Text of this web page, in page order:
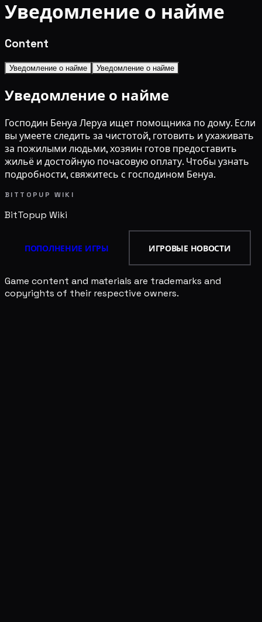
Уведомление о найме
Content
Уведомление о найме Уведомление о найме
Уведомление о найме
Господин Бенуа Леруа ищет помощника по дому. Если
вы умеете следить за чистотой, готовить и ухаживать
за пожилыми людьми, хозяин готов предоставить
жильё и достойную почасовую оплату. Чтобы узнать
подробности, свяжитесь с господином Бенуа.
BITTOPUP WIKI
BitTopup Wiki
ПОПОЛНЕНИЕ ИГРЫ ИГРОВЫЕ НОВОСТИ
Game content and materials are trademarks and
copyrights of their respective owners.